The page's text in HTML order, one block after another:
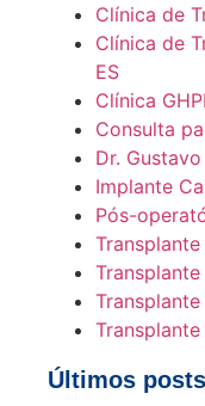
Clínica de
Clínica de
ES
Clínica
Consulta
Dr.
Implante
Pós-
Últimos posts